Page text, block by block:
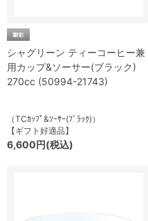
シャグリーン ティーコーヒー兼
用カップ&ソーサー(ブラック)
270cc (50994-21743)
（TCｶｯﾌﾟ&ｿｰｻｰ(ﾌﾞﾗｯｸ)）
【ギフト好適品】
6,600円(税込)